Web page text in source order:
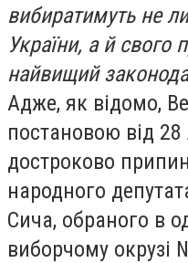
вибиратимуть не
України, а й свого
найвищий
Адже, як відомо,
постановою від
достроково
народного
Сича, обраного в
виборчому окрузі